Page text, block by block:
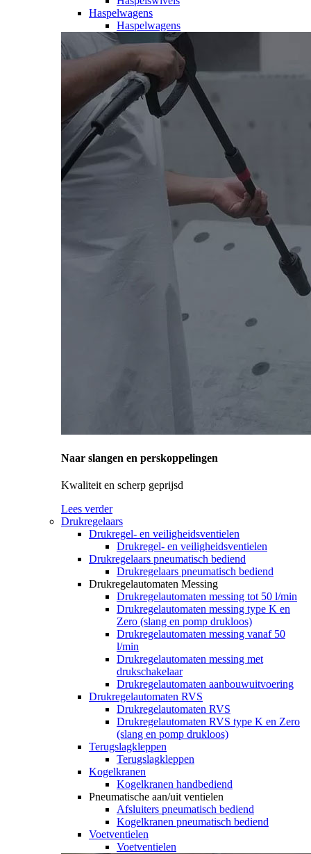
Haspelwagens
Haspelwagens
Naar slangen en perskoppelingen
Kwaliteit en scherp geprijsd
Lees verder
Drukregelaars
Drukregel- en veiligheidsventielen
Drukregel- en veiligheidsventielen
Drukregelaars pneumatisch bediend
Drukregelaars pneumatisch bediend
Drukregelautomaten Messing
Drukregelautomaten messing tot 50 l/min
Drukregelautomaten messing type K en
Zero (slang en pomp drukloos)
Drukregelautomaten messing vanaf 50
l/min
Drukregelautomaten messing met
drukschakelaar
Drukregelautomaten aanbouwuitvoering
Drukregelautomaten RVS
Drukregelautomaten RVS
Drukregelautomaten RVS type K en Zero
(slang en pomp drukloos)
Terugslagkleppen
Terugslagkleppen
Kogelkranen
Kogelkranen handbediend
Pneumatische aan/uit ventielen
Afsluiters pneumatisch bediend
Kogelkranen pneumatisch bediend
Voetventielen
Voetventielen